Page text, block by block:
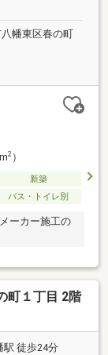
幡東区春の町
2）
新築
バス・トイレ別
ーカー施工の
町１丁目 2階
駅 徒歩24分